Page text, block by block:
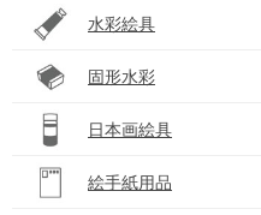
水彩絵具
固形水彩
日本画絵具
絵手紙用品